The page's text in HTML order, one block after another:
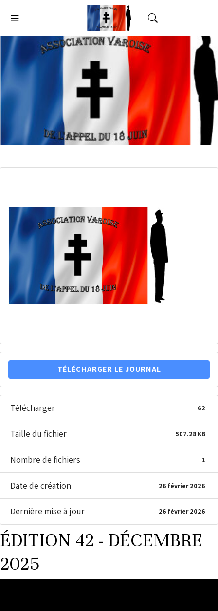
TÉLÉCHARGER LE JOURNAL
Télécharger 62
Taille du fichier 507.28 KB
Nombre de fichiers 1
Date de création 26 février 2026
Dernière mise à jour 26 février 2026
ÉDITION 42 - DÉCEMBRE
2025